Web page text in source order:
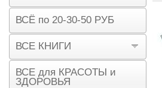
ВСЁ по 20-30-50 РУБ
ВСЕ КНИГИ
ВСЕ для КРАСОТЫ и
ЗДОРОВЬЯ